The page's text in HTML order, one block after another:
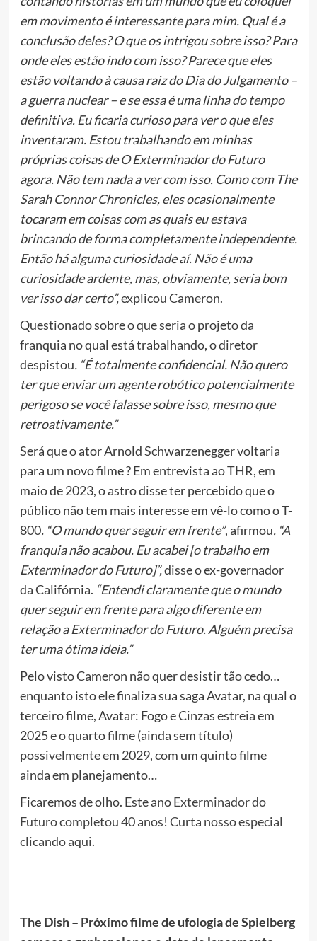
em movimento é interessante para mim. Qual é a
conclusão deles? O que os intrigou sobre isso? Para
onde eles estão indo com isso? Parece que eles
estão voltando à causa raiz do Dia do Julgamento –
a guerra nuclear – e se essa é uma linha do tempo
definitiva. Eu ficaria curioso para ver o que eles
inventaram. Estou trabalhando em minhas
próprias coisas de O Exterminador do Futuro
agora. Não tem nada a ver com isso. Como com The
Sarah Connor Chronicles, eles ocasionalmente
tocaram em coisas com as quais eu estava
brincando de forma completamente independente.
Então há alguma curiosidade aí. Não é uma
curiosidade ardente, mas, obviamente, seria bom
ver isso dar certo”,explicou Cameron.
Questionado sobre o que seria o projeto da
franquia no qual está trabalhando, o diretor
despistou. “É totalmente confidencial. Não quero
ter que enviar um agente robótico potencialmente
perigoso se você falasse sobre isso, mesmo que
retroativamente.”
Será que o ator Arnold Schwarzenegger voltaria
para um novo filme ? Em entrevista ao THR, em
maio de 2023, o astro disse ter percebido que o
público não tem mais interesse em vê-lo como o T-
800. “O mundo quer seguir em frente”, afirmou. “A
franquia não acabou. Eu acabei [o trabalho em
Exterminador do Futuro]”,disse o ex-governador
da Califórnia. “Entendi claramente que o mundo
quer seguir em frente para algo diferente em
relação a Exterminador do Futuro. Alguém precisa
ter uma ótima ideia.”
Pelo visto Cameron não quer desistir tão cedo…
enquanto isto ele finaliza sua saga Avatar, na qual o
terceiro filme, Avatar: Fogo e Cinzas estreia em
2025 e o quarto filme (ainda sem título)
possivelmente em 2029, com um quinto filme
ainda em planejamento…
Ficaremos de olho. Este anoExterminador do
Futuro completou 40 anos! Curta nosso especial
clicando aqui.
The Dish – Próximo filme de ufologia de Spielberg